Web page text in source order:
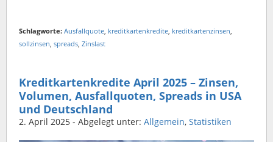
Schlagworte: Ausfallquote kreditkartenkredite kreditkartenzinsen
sollzinsen spreads Zinslast
Kreditkartenkredite April 2025 – Zinsen,
Volumen, Ausfallquoten, Spreads in USA
und Deutschland
2. April 2025 - Abgelegt unter: Allgemein, Statistiken